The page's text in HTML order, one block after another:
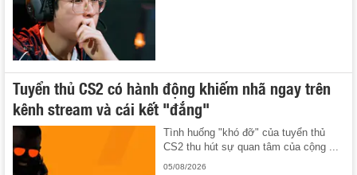
Tuyển thủ CS2 có hành động khiếm nhã ngay trên
kênh stream và cái kết "đắng"
Tình huống "khó đỡ" của tuyển thủ
CS2 thu hút sự quan tâm của cộng ...
05/08/2026